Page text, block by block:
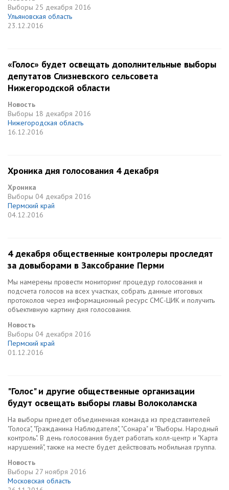
Выборы 25 декабря 2016
Ульяновская область
23.12.2016
«Голос» будет освещать дополнительные выборы
депутатов Слизневского сельсовета
Нижегородской области
Новость
Выборы 18 декабря 2016
Нижегородская область
16.12.2016
Хроника дня голосования 4 декабря
Хроника
Выборы 04 декабря 2016
Пермский край
04.12.2016
4 декабря общественные контролеры проследят
за довыборами в Заксобрание Перми
Мы намерены провести мониторинг процедур голосования и
подсчета голосов на всех участках, собрать данные итоговых
протоколов через информационный ресурс СМС-ЦИК и получить
объективную картину дня голосования.
Новость
Выборы 04 декабря 2016
Пермский край
01.12.2016
"Голос" и другие общественные организации
будут освещать выборы главы Волоколамска
На выборы приедет объединенная команда из представителей
"Голоса", "Гражданина Наблюдателя", "Сонара" и "Выборы. Народный
контроль". В день голосования будет работать колл-центр и "Карта
нарушений", также на месте будет действовать мобильная группа.
Новость
Выборы 27 ноября 2016
Московская область